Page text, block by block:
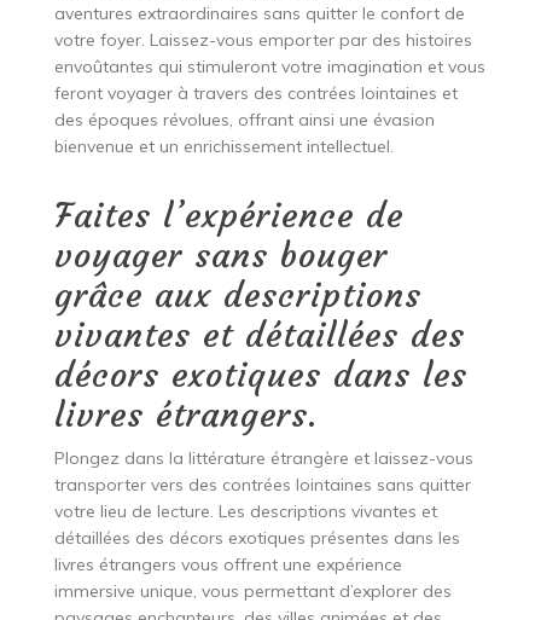
aventures extraordinaires sans quitter le confort de
votre foyer. Laissez-vous emporter par des histoires
envoûtantes qui stimuleront votre imagination et vous
feront voyager à travers des contrées lointaines et
des époques révolues, offrant ainsi une évasion
bienvenue et un enrichissement intellectuel.
Faites l’expérience de
voyager sans bouger
grâce aux descriptions
vivantes et détaillées des
décors exotiques dans les
livres étrangers.
Plongez dans la littérature étrangère et laissez-vous
transporter vers des contrées lointaines sans quitter
votre lieu de lecture. Les descriptions vivantes et
détaillées des décors exotiques présentes dans les
livres étrangers vous offrent une expérience
immersive unique, vous permettant d’explorer des